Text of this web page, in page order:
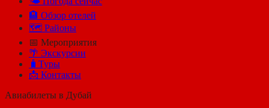
🏨 Обзор отелей
🗺 Районы
📅 Мероприятия
🌴 Экскурсии
🧳Туры
📩 Контакты
Авиабилеты в Дубай